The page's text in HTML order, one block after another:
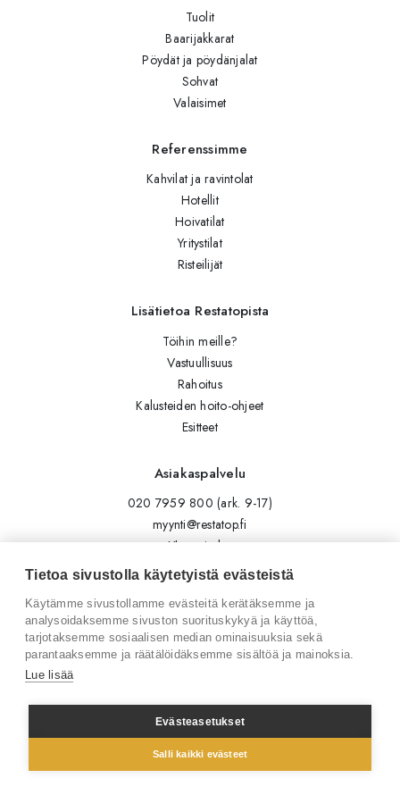
Tuolit
Baarijakkarat
Pöydät ja pöydänjalat
Sohvat
Valaisimet
Referenssimme
Kahvilat ja ravintolat
Hotellit
Hoivatilat
Yritystilat
Risteilijät
Lisätietoa Restatopista
Töihin meille?
Vastuullisuus
Rahoitus
Kalusteiden hoito-ohjeet
Esitteet
Asiakaspalvelu
020 7959 800 (ark. 9-17)
myynti@restatop.fi
Yhteystiedot
Lähetä viesti
Seuraa meitä
Tilaa uutiskirje
Facebook
© 2026 Restatop Oy
Tietoa sivustolla käytetyistä evästeistä
Käytämme sivustollamme evästeitä kerätäksemme ja
analysoidaksemme sivuston suorituskykyä ja käyttöä,
tarjotaksemme sosiaalisen median ominaisuuksia sekä
parantaaksemme ja räätälöidäksemme sisältöä ja mainoksia.
Lue lisää
Evästeasetukset
Salli kaikki evästeet